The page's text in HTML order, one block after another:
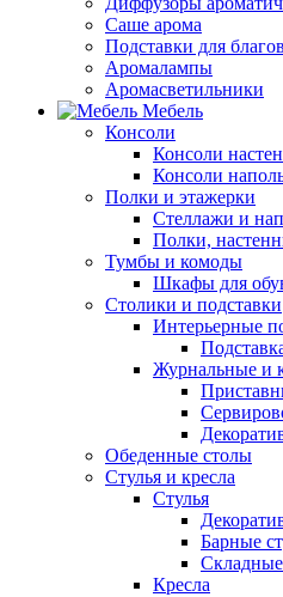
Саше арома
Подставки для
Аромалампы
Аромасветильники
Мебель
Консоли
Консоли
Консоли
Полки и этажерки
Стеллажи и
Полки,
Тумбы и комоды
Шкафы для
Столики и подставки
Интерьерные
Журнальные и
Обеденные столы
Стулья и кресла
Стулья
Барные
Складные
Кресла